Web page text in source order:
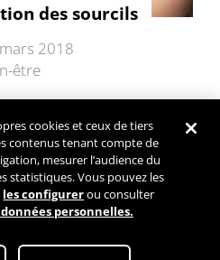
des sourcils
2018
être
Paramétrez mes cookies
cookies et ceux de tiers
contenus tenant compte de
mesurer l’audience du
statistiques. Vous pouvez les
les configurerou consulter
personnelles.